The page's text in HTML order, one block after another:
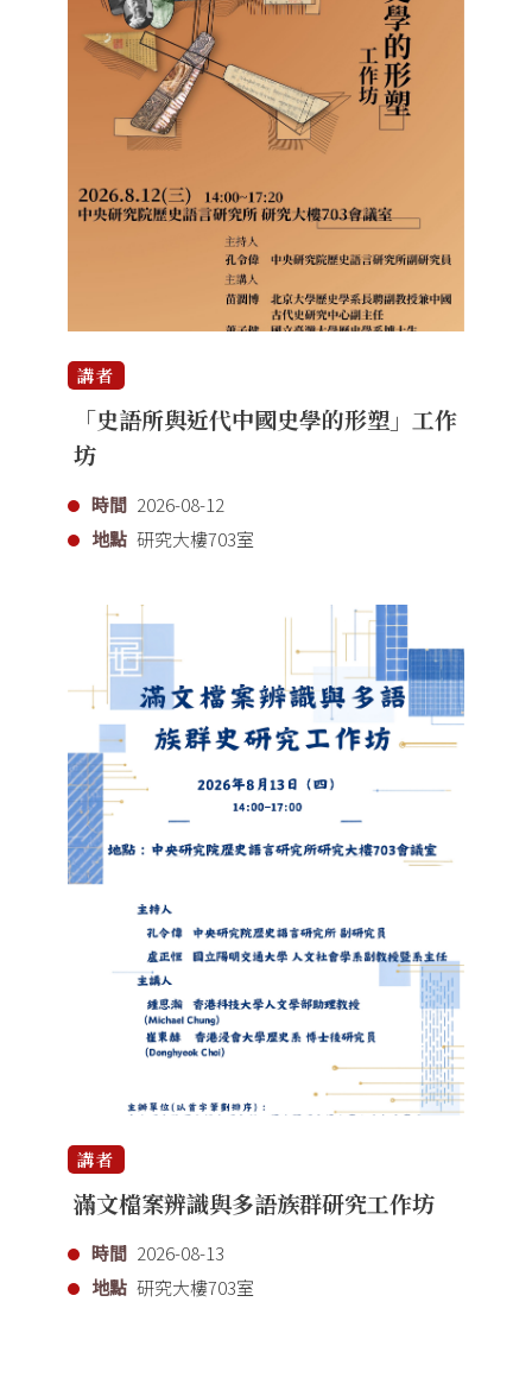
講者
「史語所與近代中國史學的形塑」工作
坊
時間 2026-08-12
地點 研究大樓703室
講者
滿文檔案辨識與多語族群研究工作坊
時間 2026-08-13
地點 研究大樓703室